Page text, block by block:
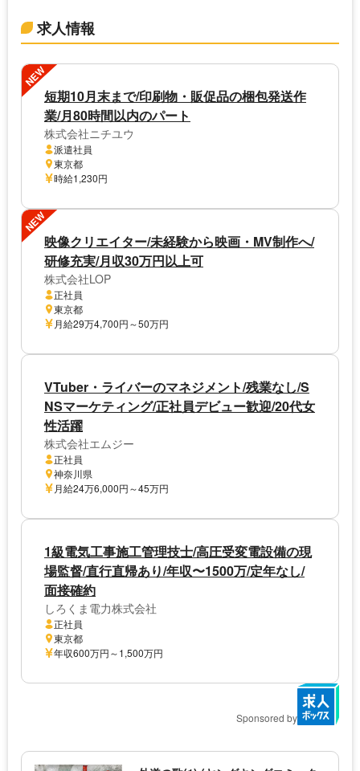
求人情報
NEW
短期10月末まで/印刷物・販促品の梱包発送作
業/月80時間以内のパート
株式会社ニチユウ
派遣社員
東京都
時給1,230円
NEW
映像クリエイター/未経験から映画・MV制作へ/
研修充実/月収30万円以上可
株式会社LOP
正社員
東京都
月給29万4,700円～50万円
VTuber・ライバーのマネジメント/残業なし/S
NSマーケティング/正社員デビュー歓迎/20代女
性活躍
株式会社エムジー
正社員
神奈川県
月給24万6,000円～45万円
1級電気工事施工管理技士/高圧受変電設備の現
場監督/直行直帰あり/年収〜1500万/定年なし/
面接確約
しろくま電力株式会社
正社員
東京都
年収600万円～1,500万円
Sponsored by